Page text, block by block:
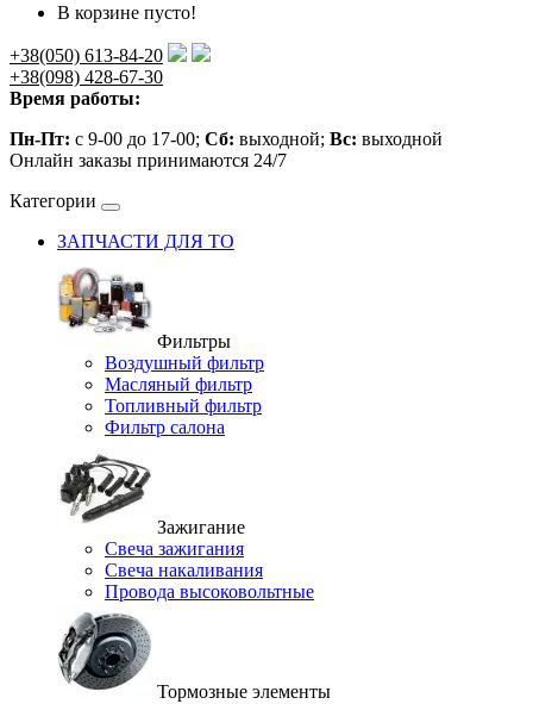
В корзине пусто!
+38(050) 613-84-20
+38(098) 428-67-30
Время работы:
Пн-Пт: с 9-00 до 17-00; Сб: выходной; Вс: выходной
Онлайн заказы принимаются 24/7
Категории
ЗАПЧАСТИ ДЛЯ ТО
Фильтры
Воздушный фильтр
Масляный фильтр
Топливный фильтр
Фильтр салона
Зажигание
Свеча зажигания
Свеча накаливания
Провода высоковольтные
Тормозные элементы